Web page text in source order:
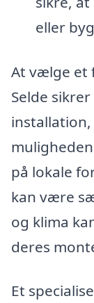
eller
At vælge et
Selde
på lokale
kan være
og klima
deres
Et